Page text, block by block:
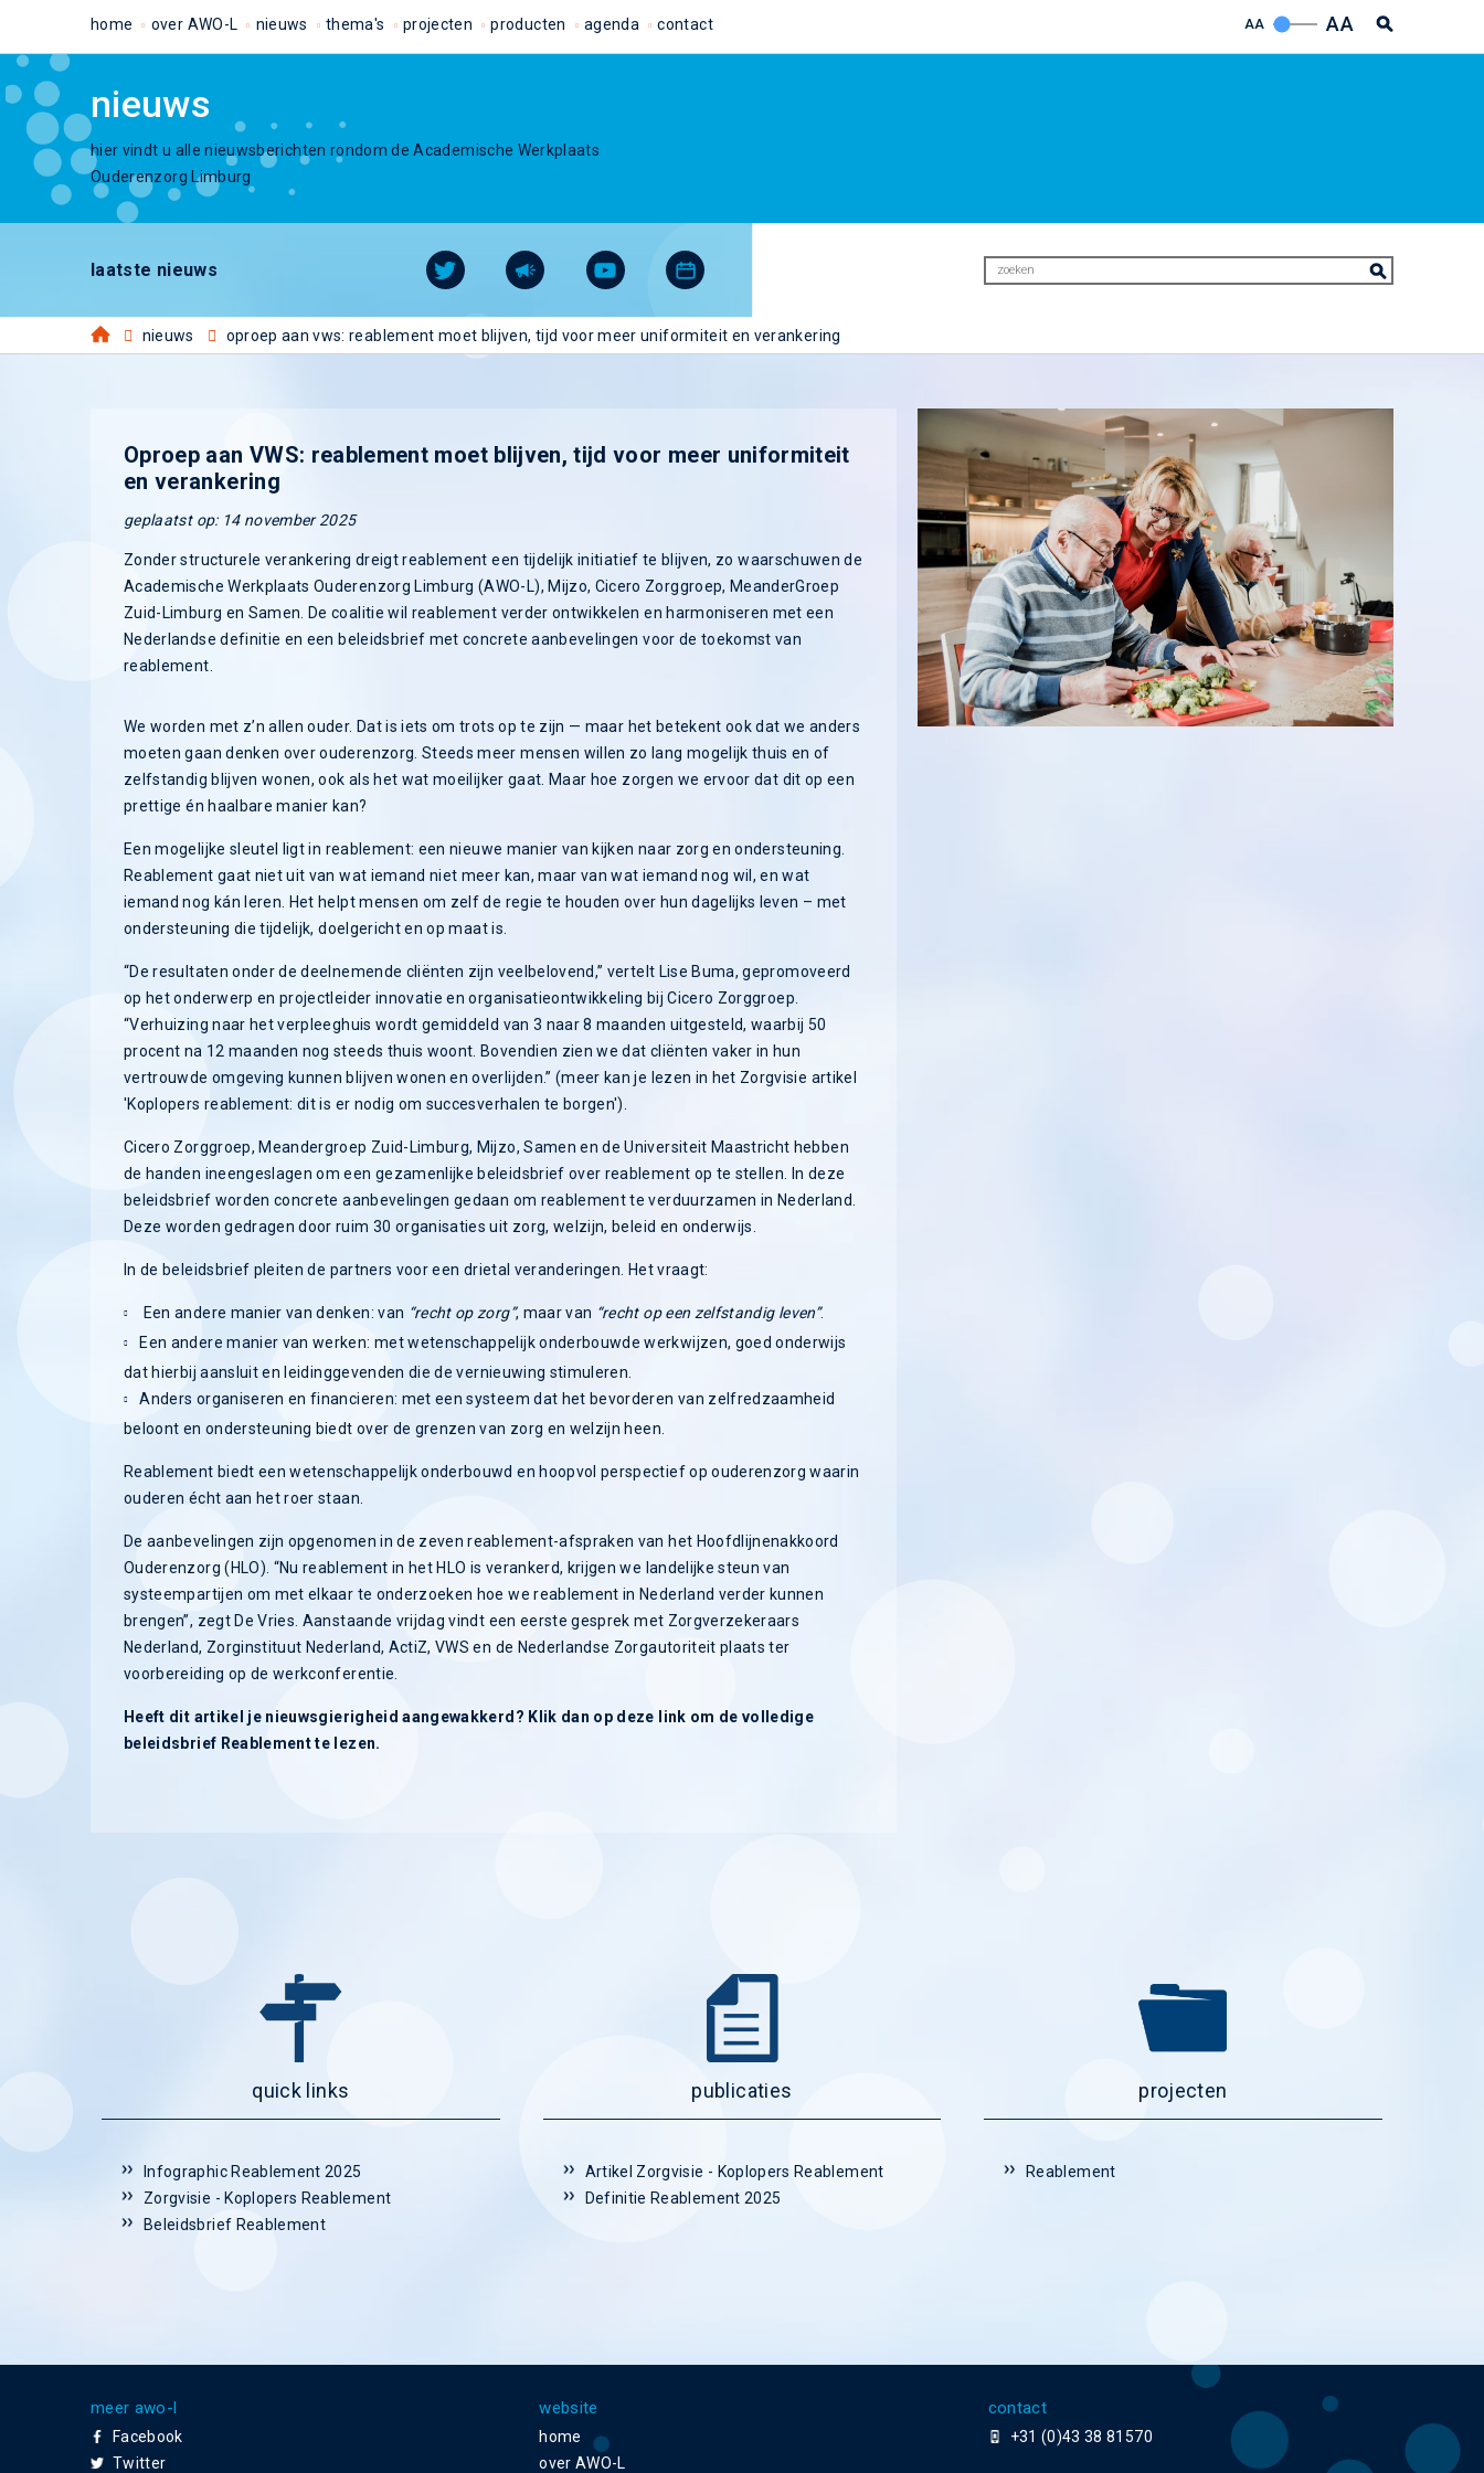
home over AWO-L nieuws thema's projecten producten agenda contact AA AA
nieuws
hier vindt u alle nieuwsberichten rondom de Academische Werkplaats
Ouderenzorg Limburg
laatste nieuws
nieuws oproep aan vws: reablement moet blijven, tijd voor meer uniformiteit en verankering
Oproep aan VWS: reablement moet blijven, tijd voor meer uniformiteit
en verankering
geplaatst op: 14 november 2025
Zonder structurele verankering dreigt reablement een tijdelijk initiatief te blijven, zo waarschuwen de
Academische Werkplaats Ouderenzorg Limburg (AWO-L), Mijzo, Cicero Zorggroep, MeanderGroep
Zuid-Limburg en Samen. De coalitie wil reablement verder ontwikkelen en harmoniseren met een
Nederlandse definitie en een beleidsbrief met concrete aanbevelingen voor de toekomst van
reablement.
We worden met z’n allen ouder. Dat is iets om trots op te zijn — maar het betekent ook dat we anders
moeten gaan denken over ouderenzorg. Steeds meer mensen willen zo lang mogelijk thuis en of
zelfstandig blijven wonen, ook als het wat moeilijker gaat. Maar hoe zorgen we ervoor dat dit op een
prettige én haalbare manier kan?
Een mogelijke sleutel ligt in reablement: een nieuwe manier van kijken naar zorg en ondersteuning.
Reablement gaat niet uit van wat iemand niet meer kan, maar van wat iemand nog wil, en wat
iemand nog kán leren. Het helpt mensen om zelf de regie te houden over hun dagelijks leven – met
ondersteuning die tijdelijk, doelgericht en op maat is.
“De resultaten onder de deelnemende cliënten zijn veelbelovend,” vertelt Lise Buma, gepromoveerd
op het onderwerp en projectleider innovatie en organisatieontwikkeling bij Cicero Zorggroep.
“Verhuizing naar het verpleeghuis wordt gemiddeld van 3 naar 8 maanden uitgesteld, waarbij 50
procent na 12 maanden nog steeds thuis woont. Bovendien zien we dat cliënten vaker in hun
vertrouwde omgeving kunnen blijven wonen en overlijden.” (meer kan je lezen in het Zorgvisie artikel
'Koplopers reablement: dit is er nodig om succesverhalen te borgen').
Cicero Zorggroep, Meandergroep Zuid-Limburg, Mijzo, Samen en de Universiteit Maastricht hebben
de handen ineengeslagen om een gezamenlijke beleidsbrief over reablement op te stellen. In deze
beleidsbrief worden concrete aanbevelingen gedaan om reablement te verduurzamen in Nederland.
Deze worden gedragen door ruim 30 organisaties uit zorg, welzijn, beleid en onderwijs.
In de beleidsbrief pleiten de partners voor een drietal veranderingen. Het vraagt:
Een andere manier van denken: van “recht op zorg”, maar van “recht op een zelfstandig leven”.
Een andere manier van werken: met wetenschappelijk onderbouwde werkwijzen, goed onderwijs
dat hierbij aansluit en leidinggevenden die de vernieuwing stimuleren.
Anders organiseren en financieren: met een systeem dat het bevorderen van zelfredzaamheid
beloont en ondersteuning biedt over de grenzen van zorg en welzijn heen.
Reablement biedt een wetenschappelijk onderbouwd en hoopvol perspectief op ouderenzorg waarin
ouderen écht aan het roer staan.
De aanbevelingen zijn opgenomen in de zeven reablement-afspraken van het Hoofdlijnenakkoord
Ouderenzorg (HLO). “Nu reablement in het HLO is verankerd, krijgen we landelijke steun van
systeempartijen om met elkaar te onderzoeken hoe we reablement in Nederland verder kunnen
brengen”, zegt De Vries. Aanstaande vrijdag vindt een eerste gesprek met Zorgverzekeraars
Nederland, Zorginstituut Nederland, ActiZ, VWS en de Nederlandse Zorgautoriteit plaats ter
voorbereiding op de werkconferentie.
Heeft dit artikel je nieuwsgierigheid aangewakkerd? Klik dan op deze link om de volledige
beleidsbrief Reablement te lezen.
quick links
Infographic Reablement 2025
Zorgvisie - Koplopers Reablement
Beleidsbrief Reablement
publicaties
Artikel Zorgvisie - Koplopers Reablement
Definitie Reablement 2025
projecten
Reablement
meer awo-l
Facebook
Twitter
website
home
over AWO-L
contact
+31 (0)43 38 81570